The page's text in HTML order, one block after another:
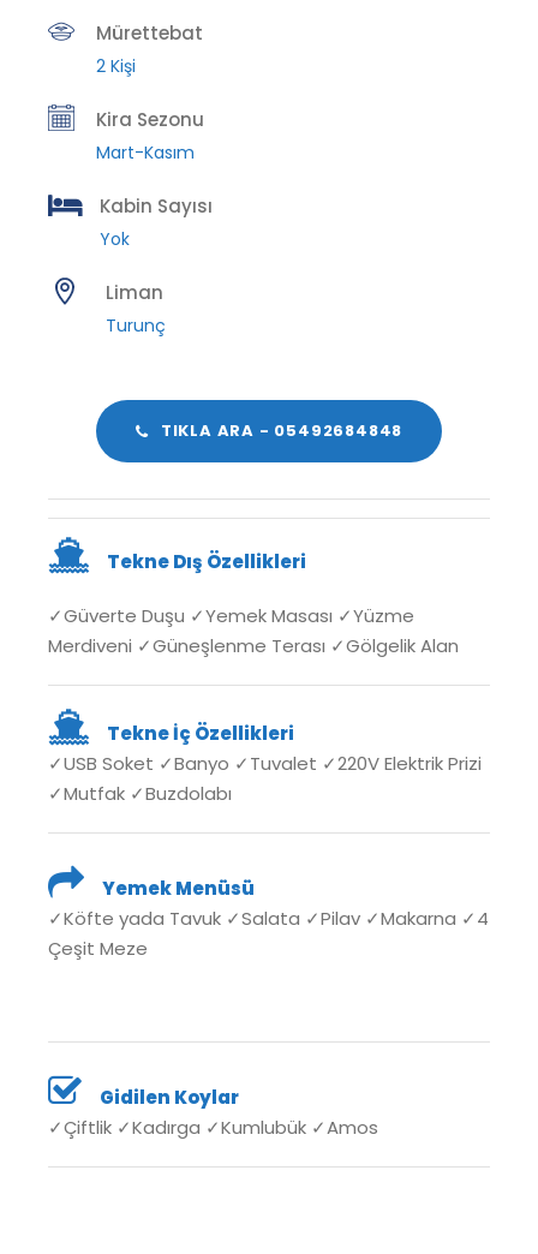
Mürettebat
2 Kişi
Kira Sezonu
Mart-Kasım
Kabin Sayısı
Yok
Liman
Turunç
TIKLA ARA - 05492684848
Tekne Dış Özellikleri
✓Güverte Duşu ✓Yemek Masası ✓Yüzme
Merdiveni ✓Güneşlenme Terası ✓Gölgelik Alan
Tekne İç Özellikleri
✓USB Soket ✓Banyo ✓Tuvalet ✓220V Elektrik Prizi
✓Mutfak ✓Buzdolabı
Yemek Menüsü
✓Köfte yada Tavuk ✓Salata ✓Pilav ✓Makarna ✓4
Çeşit Meze
Gidilen Koylar
✓Çiftlik ✓Kadırga ✓Kumlubük ✓Amos